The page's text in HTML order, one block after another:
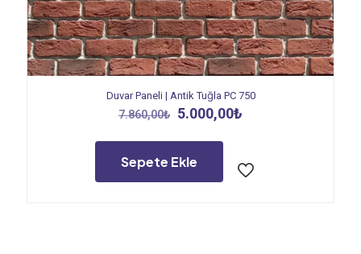
Duvar Paneli | Antik Tuğla PC 750
7.860,00₺ Orijinal
7.860,00₺.
5.000,00₺
5.000,00₺.
Sepete Ekle